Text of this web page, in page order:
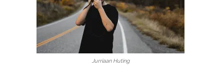
Jurriaan Huting